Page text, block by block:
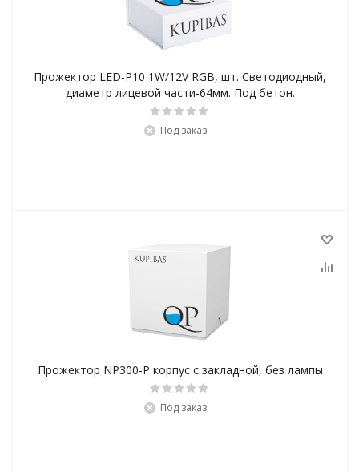
Прожектор LED-P10 1W/12V RGB, шт. Светодиодный,
диаметр лицевой части-64мм. Под бетон.
Под заказ
Прожектор NP300-P корпус с закладной, без лампы
Под заказ